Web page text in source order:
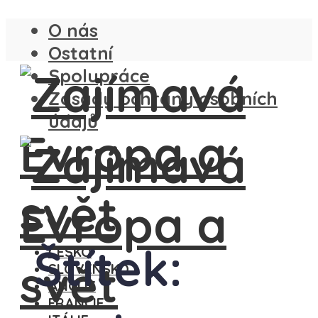
O nás
Ostatní
Spolupráce
Zásady ochrany osobních
údajů
ČESKO
SLOVENSKO
ANGLIE
FRANCIE
Štítek: